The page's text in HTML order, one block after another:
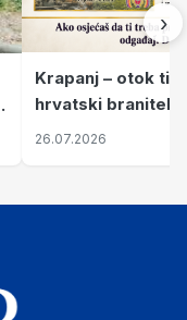
Krapanj – otok
hrvatski branitelji
pronalaze mir
26.07.2026
›